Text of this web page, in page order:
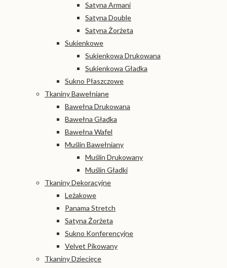
Satyna Armani
Satyna Double
Satyna Żorżeta
Sukienkowe
Sukienkowa Drukowana
Sukienkowa Gładka
Sukno Płaszczowe
Tkaniny Bawełniane
Bawełna Drukowana
Bawełna Gładka
Bawełna Wafel
Muślin Bawełniany
Muślin Drukowany
Muślin Gładki
Tkaniny Dekoracyjne
Leżakowe
Panama Stretch
Satyna Żorżeta
Sukno Konferencyjne
Velvet Pikowany
Tkaniny Dziecięce